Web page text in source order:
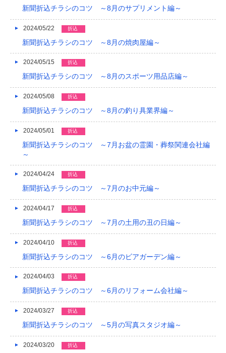
新聞折込チラシのコツ ～8月のサプリメント編～
2024/05/22 折込
新聞折込チラシのコツ ～8月の焼肉屋編～
2024/05/15 折込
新聞折込チラシのコツ ～8月のスポーツ用品店編～
2024/05/08 折込
新聞折込チラシのコツ ～8月の釣り具業界編～
2024/05/01 折込
新聞折込チラシのコツ ～7月お盆の霊園・葬祭関連会社編
～
2024/04/24 折込
新聞折込チラシのコツ ～7月のお中元編～
2024/04/17 折込
新聞折込チラシのコツ ～7月の土用の丑の日編～
2024/04/10 折込
新聞折込チラシのコツ ～6月のビアガーデン編～
2024/04/03 折込
新聞折込チラシのコツ ～6月のリフォーム会社編～
2024/03/27 折込
新聞折込チラシのコツ ～5月の写真スタジオ編～
2024/03/20 折込